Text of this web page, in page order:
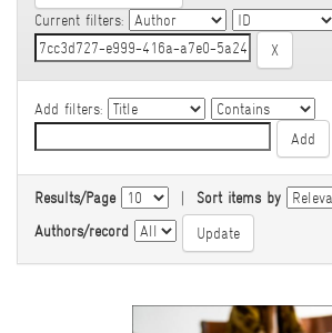
Current filters:
Add filters:
Results/Page | Sort items by
Authors/record